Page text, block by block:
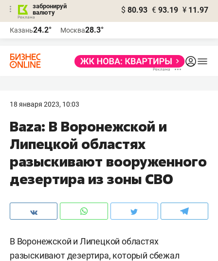
забронируй
валюту
$ 80.93 € 93.19 ¥ 11.97
Казань24.2° Москва28.3°
18 января 2023, 10:03
Baza: В Воронежской и
Липецкой областях
разыскивают вооруженного
дезертира из зоны СВО
В Воронежской и Липецкой областях
разыскивают дезертира, который сбежал